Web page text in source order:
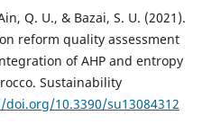
Q. U., & Bazai, S. U. (2021).
reform quality assessment
of AHP and entropy
Sustainability
10.3390/su13084312